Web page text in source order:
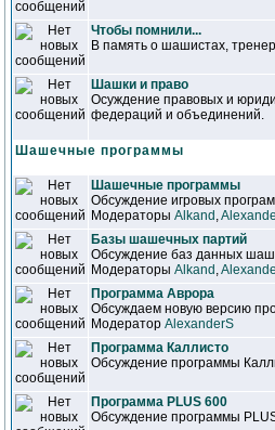
Чтобы помнили...
В память о шашистах,
Шашки и право
Осуждение правовых и
федераций и объединений.
Шашечные программы
Шашечные программы
Обсуждение игровых
Модераторы Alkand ,
Базы шашечных партий
Обсуждение баз данных
Модераторы Alkand ,
Программа Аврора
Обсуждаем новую версию
Модератор AlexanderS
Программа Каллисто
Обсуждение программы
Программа PLUS 600
Обсуждение программы